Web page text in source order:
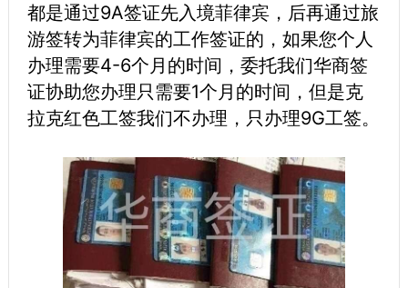
都是通过9A签证先入境菲律宾，后再通过旅
游签转为菲律宾的工作签证的，如果您个人
办理需要4-6个月的时间，委托我们华商签
证协助您办理只需要1个月的时间，但是克
拉克红色工签我们不办理，只办理9G工签。